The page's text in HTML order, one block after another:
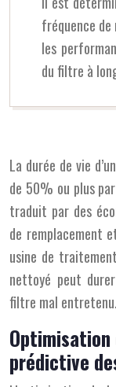
fréquence
les
du filtre à
La durée de vie
de 50% ou plus
traduit par des
de remplacement
usine de
nettoyé peut
filtre mal entretenu.
prédictive